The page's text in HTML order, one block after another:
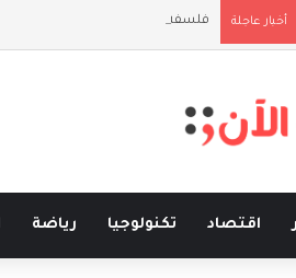
أخبار عاجلة فلسفة الخيط والموج: نصف قرن في
اقتصاد تكنولوجيا رياضة